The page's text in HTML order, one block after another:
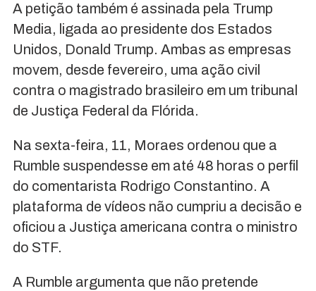
A petição também é assinada pela Trump
Media, ligada ao presidente dos Estados
Unidos, Donald Trump. Ambas as empresas
movem, desde fevereiro, uma ação civil
contra o magistrado brasileiro em um tribunal
de Justiça Federal da Flórida.
Na sexta-feira, 11, Moraes ordenou que a
Rumble suspendesse em até 48 horas o perfil
do comentarista Rodrigo Constantino. A
plataforma de vídeos não cumpriu a decisão e
oficiou a Justiça americana contra o ministro
do STF.
A Rumble argumenta que não pretende